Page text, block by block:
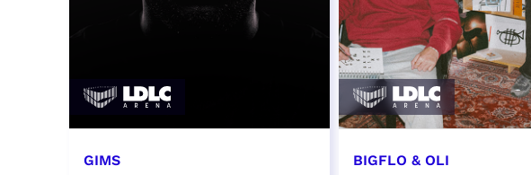
GIMS BIGFLO & OLI